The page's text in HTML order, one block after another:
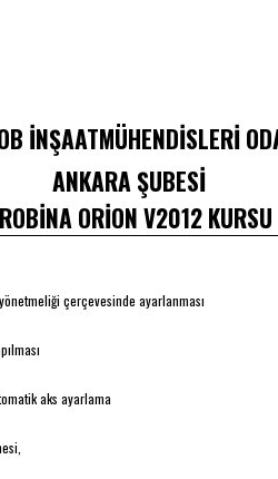
İNŞAATMÜHENDİSLERİ
ANKARA ŞUBESİ
ORİON V2012 KURSU
çerçevesinde ayarlanması
aks ayarlama